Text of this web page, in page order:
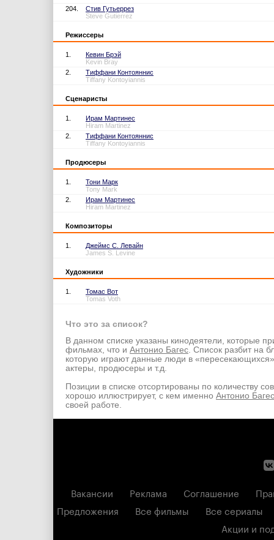
204.
Стив Гутьеррез
Steve Gutierrez
Режиссеры
1.
Кевин Брэй
Kevin Bray
2.
Тиффани Контояннис
Tiffany Kontoyiannis
Сценаристы
1.
Ирам Мартинес
Hiram Martinez
2.
Тиффани Контояннис
Tiffany Kontoyiannis
Продюсеры
1.
Тони Марк
Tony Mark
2.
Ирам Мартинес
Hiram Martinez
Композиторы
1.
Джеймс С. Левайн
James S. Levine
Художники
1.
Томас Вот
Tomas Voth
Что это за список?
В данном списке указаны кинодеятели, которые
фильмах, что и Антонио Багес. Список разбит на
которую играют данные люди в
актеры, продюсеры и т.д.
Позиции в списке отсортированы по количеству
хорошо иллюстрирует, с кем именно Антонио Багес
своей работе.
Вакансии Реклама Соглашение
Предложения
Все фильмы
Все сериалы
Акции и